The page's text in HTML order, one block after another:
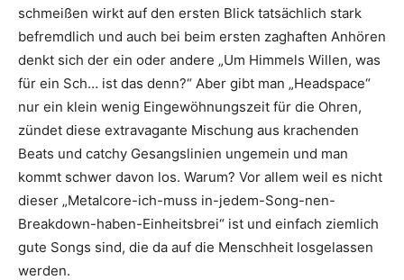
schmeißen wirkt auf den ersten Blick tatsächlich stark
befremdlich und auch bei beim ersten zaghaften Anhören
denkt sich der ein oder andere „Um Himmels Willen, was
für ein Sch… ist das denn?“ Aber gibt man „Headspace“
nur ein klein wenig Eingewöhnungszeit für die Ohren,
zündet diese extravagante Mischung aus krachenden
Beats und catchy Gesangslinien ungemein und man
kommt schwer davon los. Warum? Vor allem weil es nicht
dieser „Metalcore-ich-muss in-jedem-Song-nen-
Breakdown-haben-Einheitsbrei“ ist und einfach ziemlich
gute Songs sind, die da auf die Menschheit losgelassen
werden.